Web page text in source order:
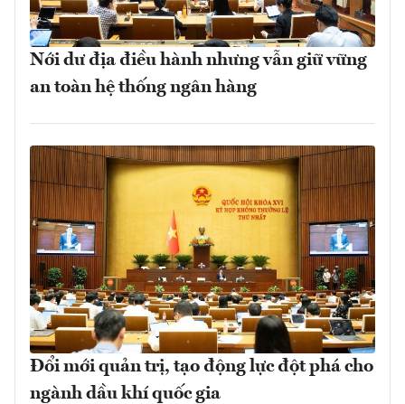
Nới dư địa điều hành nhưng vẫn giữ vững
an toàn hệ thống ngân hàng
Đổi mới quản trị, tạo động lực đột phá cho
ngành dầu khí quốc gia